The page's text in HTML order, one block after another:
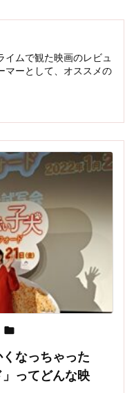
ムで観た映画のレビュ
マーとして、オススメの

なっちゃった
ってどんな映